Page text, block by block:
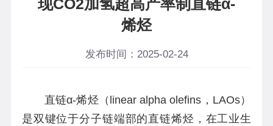
烯烃
发布时间：2025-02-24
直链α-烯烃（linear alpha olefins，LAOs）
是双键位于分子链端部的直链烯烃，在工业生